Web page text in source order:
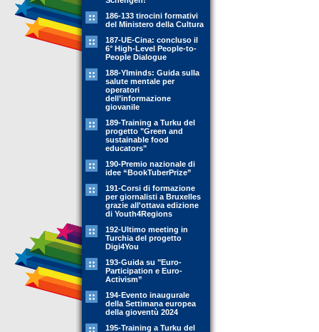
186-133 tirocini formativi
del Ministero della Cultura
187-UE-Cina: concluso il
6° High-Level People-to-
People Dialogue
188-YIminds: Guida sulla
salute mentale per
operatori
dell’informazione
giovanile
189-Training a Turku del
progetto "Green and
sustainable food
educators"
190-Premio nazionale di
idee “BookTuberPrize”
191-Corsi di formazione
per giornalisti a Bruxelles
grazie all'ottava edizione
di Youth4Regions
192-Ultimo meeting in
Turchia del progetto
Digi4You
193-Guida su "Euro-
Participation e Euro-
Activism”
194-Evento inaugurale
della Settimana europea
della gioventù 2024
195-Training a Turku del